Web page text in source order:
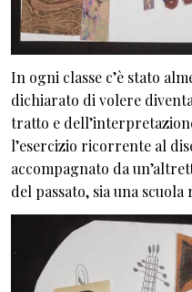
In ogni classe c’è stato
dichiarato di volere
tratto e
l’esercizio ricorrente al
accompagnato da
del passato, sia una